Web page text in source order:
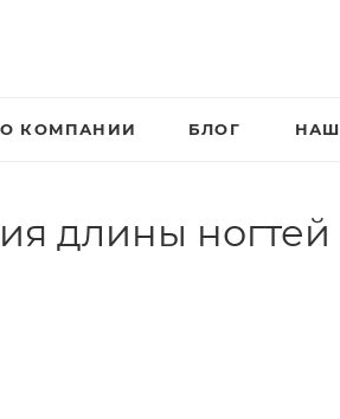
О КОМПАНИИ БЛОГ
длины ногтей